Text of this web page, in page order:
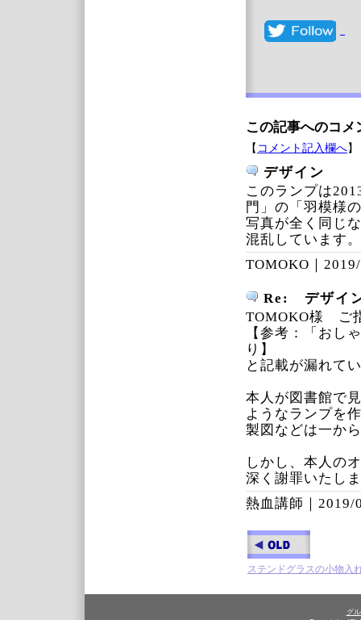
この記事へのコメ
【 コメント記入欄へ】
デザイン
このランプは
門」の「羽模様
写真が全く同じ
混乱しています。
TOMOKO｜
Re: デザイ
TOMOKO様 ご
【参考：「おし
り】
と記載が漏れて
本人が図書館で
ようなランプを
製図などは一か
しかし、本人の
深く謝罪いたし
熱血講師｜ 2019/
ステンドグラスの小物入
グ